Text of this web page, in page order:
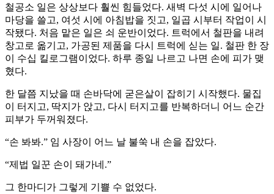
철공소 일은 상상보다 훨씬 힘들었다. 새벽 다섯 시에 일어나
마당을 쓸고, 여섯 시에 아침밥을 짓고, 일곱 시부터 작업이 시
작됐다. 처음 맡은 일은 쇠 운반이었다. 트럭에서 철판을 내려
창고로 옮기고, 가공된 제품을 다시 트럭에 싣는 일. 철판 한 장
이 수십 킬로그램이었다. 하루 종일 나르고 나면 손에 피가 맺
혔다.
한 달쯤 지났을 때 손바닥에 굳은살이 잡히기 시작했다. 물집
이 터지고, 딱지가 앉고, 다시 터지고를 반복하더니 어느 순간
피부가 두꺼워졌다.
“손 봐봐.” 임 사장이 어느 날 불쑥 내 손을 잡았다.
“제법 일꾼 손이 돼가네.”
그 한마디가 그렇게 기쁠 수 없었다.